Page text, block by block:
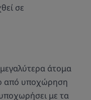
σε
άτομα
από υποχώρηση
με τα